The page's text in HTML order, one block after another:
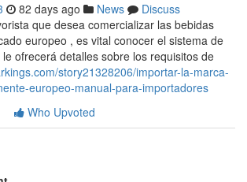
82 days ago News
Discuss
que desea comercializar las bebidas
europeo , es vital conocer el sistema de
ofrecerá detalles sobre los requisitos de
story21328206/importar-la-marca-
europeo-manual-para-importadores
Who Upvoted